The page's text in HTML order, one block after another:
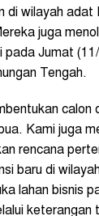
di wilayah adat
juga
pada Jumat
Tengah.
calon
Kami juga
rencana
baru di
lahan bisnis
keterangan